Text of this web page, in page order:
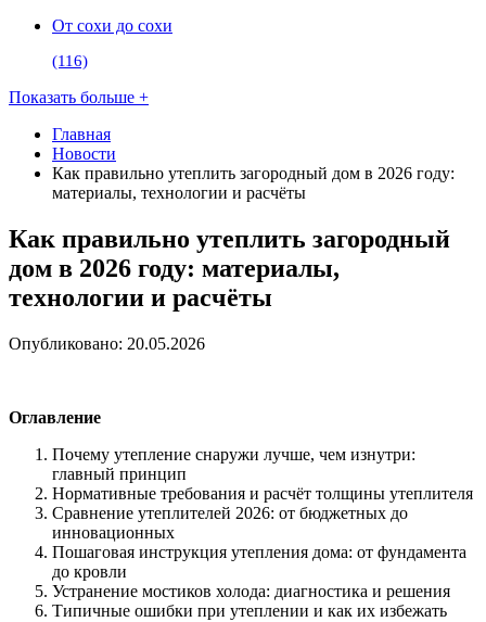
От сохи до сохи
(116)
Показать больше +
Главная
Новости
Как правильно утеплить загородный дом в 2026 году:
материалы, технологии и расчёты
Как правильно утеплить загородный
дом в 2026 году: материалы,
технологии и расчёты
Опубликовано: 20.05.2026
Оглавление
Почему утепление снаружи лучше, чем изнутри:
главный принцип
Нормативные требования и расчёт толщины утеплителя
Сравнение утеплителей 2026: от бюджетных до
инновационных
Пошаговая инструкция утепления дома: от фундамента
до кровли
Устранение мостиков холода: диагностика и решения
Типичные ошибки при утеплении и как их избежать